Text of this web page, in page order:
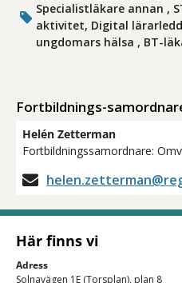
Specialistläkare annan ,
aktivitet, Digital
ungdomars hälsa , BT-
Fortbildnings-
Helén Zetterman
Fortbildningssamordnare:
Här finns vi
Adress
Solnavägen 1E (Torsplan), plan 8